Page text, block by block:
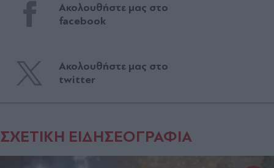
Ακολουθήστε μας στο
facebook
Ακολουθήστε μας στο
twitter
ΣΧΕΤΙΚΗ ΕΙΔΗΣΕΟΓΡΑΦΙΑ